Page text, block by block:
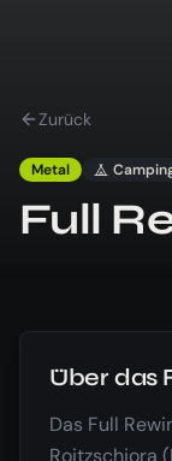
Zurück
Metal
Full
Über das
Das Full
Roitzschjora